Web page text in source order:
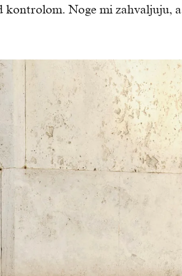
kontrolom. Noge mi zahvaljuju, a